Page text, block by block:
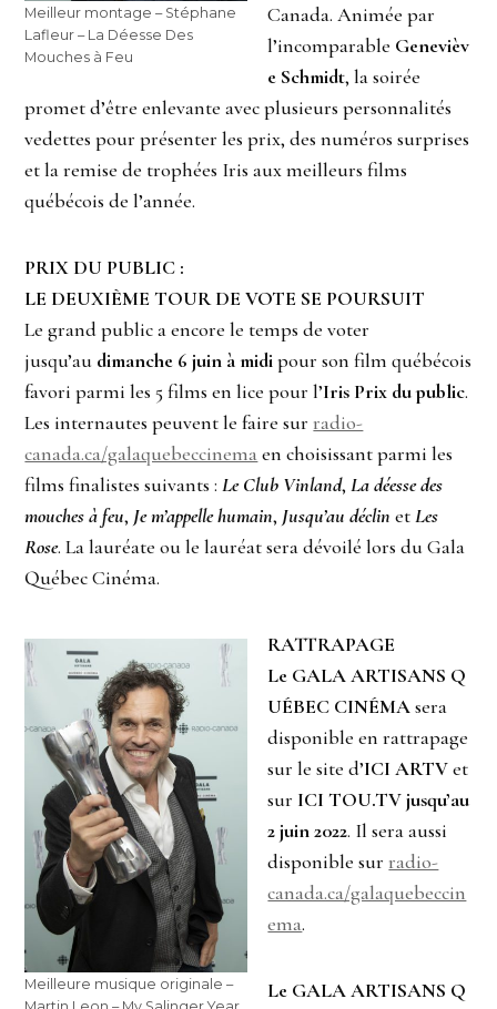
Meilleur montage – Stéphane
Lafleur – La Déesse Des
Mouches à Feu
Canada. Animée par
l’incomparable Genevièv
e Schmidt, la soirée
promet d’être enlevante avec plusieurs personnalités
vedettes pour présenter les prix, des numéros surprises
et la remise de trophées Iris aux meilleurs films
québécois de l’année.
PRIX DU PUBLIC :
LE DEUXIÈME TOUR DE VOTE SE POURSUIT
Le grand public a encore le temps de voter
jusqu’au dimanche 6 juin à midipour son film québécois
favori parmi les 5 films en lice pour l’Iris Prix du public.
Les internautes peuvent le faire sur radio-
canada.ca/galaquebeccinemaen choisissant parmi les
films finalistes suivants :Le Club Vinland,La déesse des
mouches à feu, Je m’appelle humain, Jusqu’au déclin etLes
Rose. La lauréate ou le lauréat sera dévoilé lors du Gala
Québec Cinéma.
Meilleure musique originale –
RATTRAPAGE
Le GALA ARTISANS Q
UÉBEC CINÉMAsera
disponible en rattrapage
sur le site d’ICI ARTVet
sur ICI TOU.TV jusqu’au
2 juin 2022. Il sera aussi
disponible sur radio-
canada.ca/galaquebeccin
ema.
Le GALA ARTISANS Q